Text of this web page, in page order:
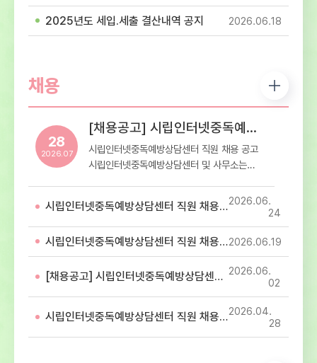
18
2026.06
2025년도 세입.세출 결산내역 공지
채용
28
2026.07
[채용공고] 시립인터넷중독예방상담센터 직원 채용 공고
시립인터넷중독예방상담센터 직원 채용 공고
시립인터넷중독예방상담센터 및 사무소는
서울특별시로부터 위탁받아 운영하는 청소년
디지털미디어 중독 예방상담 전문기관입니다.
아동・청소년의 디지털미디어 중독 예방 및
해소를 위해 함께 할 유능한 인재를 모집하오니
많은 지원 바랍니다. 1. 응시분야 및 응시자격 -
첨부파일 직원 채용 공고문 참조2. 전형방법 및
첨부되어진 양식에 기입하여 제출 서류전형 및
서류심사 합격자 발표 – 2026년 8월 14일
24
2026.06
시립인터넷중독예방상담센터 직원 채용 최종합격자 공고
19
2026.06
시립인터넷중독예방상담센터 직원 채용 서류심사 합격자 공고
02
2026.06
[채용공고] 시립인터넷중독예방상담센터 직원 채용 공고
28
2026.04
시립인터넷중독예방상담센터 직원 채용 최종합격자 공고